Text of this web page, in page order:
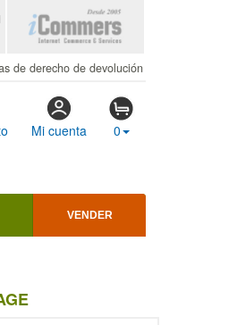
de derecho de devolución
Mi cuenta 0
VENDER